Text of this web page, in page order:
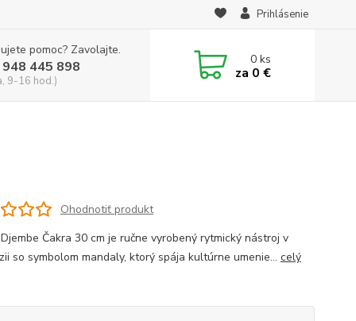
Prihlásenie
pomoc? Zavolajte.
445 898
9-16 hod.)
0ks
za 0 €
Ohodnotiť produkt
Čakra 30 cm je ručne vyrobený rytmický nástroj v
so symbolom mandaly, ktorý spája kultúrne umenie... celý